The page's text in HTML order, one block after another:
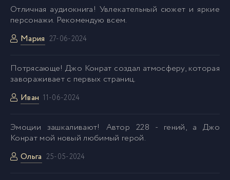
Отличная аудиокнига! Увлекательный сюжет и яркие
персонажи. Рекомендую всем.
Мария 27-06-2024
Потрясающе! Джо Конрат создал атмосферу, которая
завораживает с первых страниц.
Иван 11-06-2024
Эмоции зашкаливают! Автор 228 - гений, а Джо
Конрат мой новый любимый герой.
Ольга 25-05-2024